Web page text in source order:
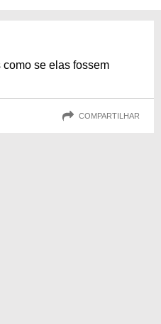
se elas fossem
COMPARTILHAR